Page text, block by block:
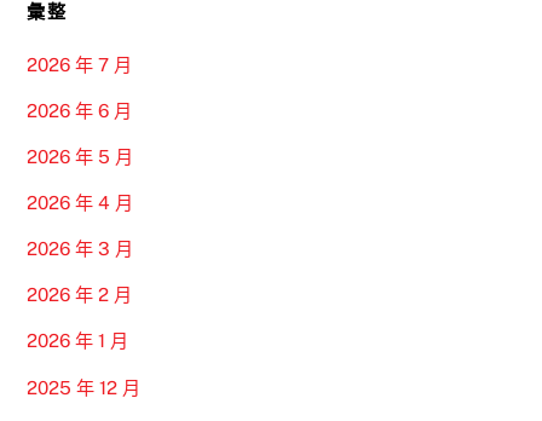
彙整
2026 年 7 月
2026 年 6 月
2026 年 5 月
2026 年 4 月
2026 年 3 月
2026 年 2 月
2026 年 1 月
2025 年 12 月